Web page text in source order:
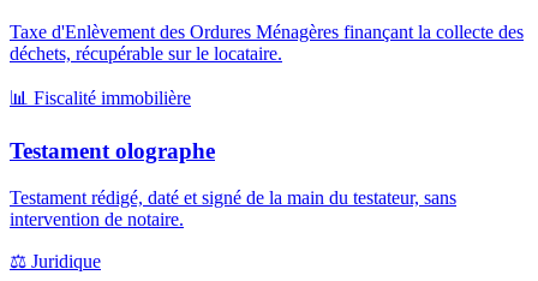
Taxe d'Enlèvement des Ordures Ménagères finançant la collecte des
déchets, récupérable sur le locataire.
📊 Fiscalité immobilière
Testament olographe
Testament rédigé, daté et signé de la main du testateur, sans
intervention de notaire.
⚖️ Juridique